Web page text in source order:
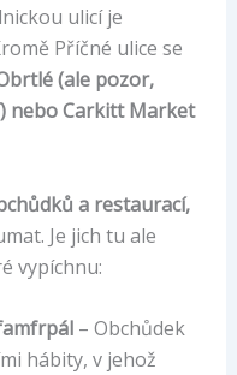
ulicí je
Příčné ulice se
(ale pozor,
nebo Carkitt Market
a restaurací,
Je jich tu ale
vypíchnu:
– Obchůdek
hábity, v jehož